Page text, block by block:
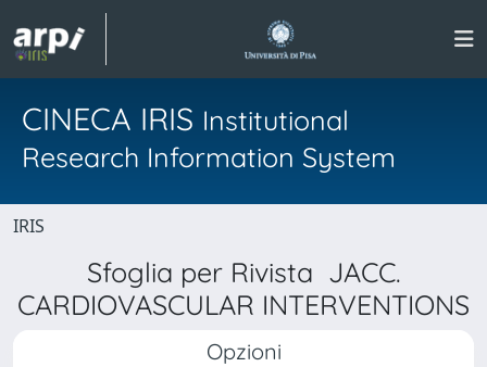
CINECA IRIS Institutional
Research Information System
IRIS
Sfoglia per Rivista JACC.
CARDIOVASCULAR INTERVENTIONS
Opzioni